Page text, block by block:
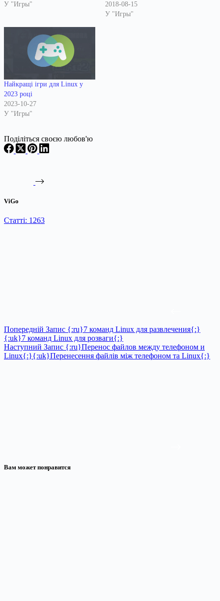
У "Игры"
2018-08-15
У "Игры"
Найкращі ігри для Linux у
2023 році
2023-10-27
У "Игры"
Поділіться своєю любов'ю
ViGo
Статті: 1263
Попередній Запис {:ru}7 команд Linux для развлечения{:}
{:uk}7 команд Linux для розваги{:}
Наступний Запис {:ru}Перенос файлов между телефоном и
Linux{:}{:uk}Перенесення файлів між телефоном та Linux{:}
Вам может понравится